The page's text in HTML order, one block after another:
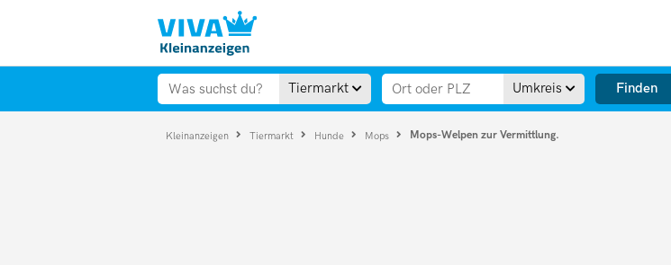
Tiermarkt Umkreis Finden
Kleinanzeigen Tiermarkt Hunde Mops Mops-Welpen zur Vermittlung.